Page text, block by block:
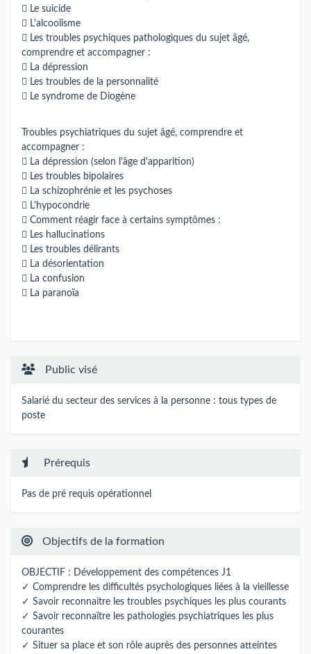
 Le suicide
 L'alcoolisme
 Les troubles psychiques pathologiques du sujet âgé,
comprendre et accompagner :
 La dépression
 Les troubles de la personnalité
 Le syndrome de Diogène
Troubles psychiatriques du sujet âgé, comprendre et
accompagner :
 La dépression (selon l'âge d'apparition)
 Les troubles bipolaires
 La schizophrénie et les psychoses
 L'hypocondrie
 Comment réagir face à certains symptômes :
 Les hallucinations
 Les troubles délirants
 La désorientation
 La confusion
 La paranoïa
Public visé
Salarié du secteur des services à la personne : tous types de
poste
Prérequis
Pas de pré requis opérationnel
Objectifs de la formation
OBJECTIF : Développement des compétences J1
✓ Comprendre les difficultés psychologiques liées à la vieillesse
✓ Savoir reconnaitre les troubles psychiques les plus courants
✓ Savoir reconnaître les pathologies psychiatriques les plus
courantes
✓ Situer sa place et son rôle auprès des personnes atteintes